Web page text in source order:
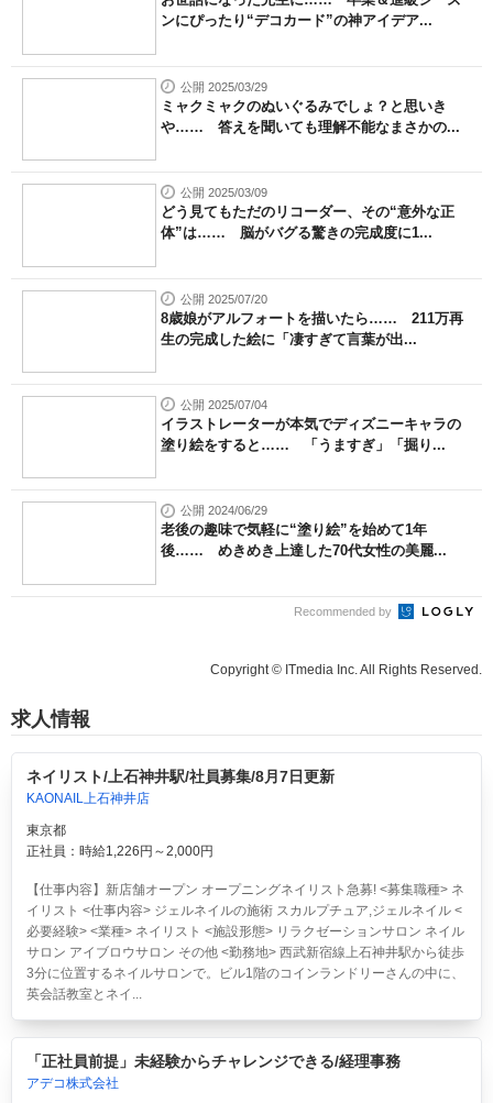
ンにぴったり“デコカード”の神アイデア...
公開 2025/03/29
ミャクミャクのぬいぐるみでしょ？と思いき
や…… 答えを聞いても理解不能なまさかの...
公開 2025/03/09
どう見てもただのリコーダー、その“意外な正
体”は…… 脳がバグる驚きの完成度に1...
公開 2025/07/20
8歳娘がアルフォートを描いたら…… 211万再
生の完成した絵に「凄すぎて言葉が出...
公開 2025/07/04
イラストレーターが本気でディズニーキャラの
塗り絵をすると…… 「うますぎ」「掘り...
公開 2024/06/29
老後の趣味で気軽に“塗り絵”を始めて1年
後…… めきめき上達した70代女性の美麗...
Recommended by
Copyright © ITmedia Inc. All Rights Reserved.
求人情報
ネイリスト/上石神井駅/社員募集/8月7日更新
KAONAIL上石神井店
東京都
正社員：時給1,226円～2,000円
【仕事内容】新店舗オープン オープニングネイリスト急募! <募集職種> ネ
イリスト <仕事内容> ジェルネイルの施術 スカルプチュア,ジェルネイル <
必要経験> <業種> ネイリスト <施設形態> リラクゼーションサロン ネイル
サロン アイブロウサロン その他 <勤務地> 西武新宿線上石神井駅から徒歩
3分に位置するネイルサロンで。ビル1階のコインランドリーさんの中に、
英会話教室とネイ...
「正社員前提」未経験からチャレンジできる/経理事務
アデコ株式会社